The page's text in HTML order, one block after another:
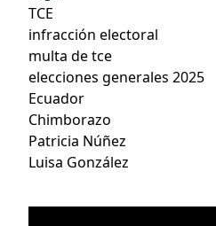
TCE
infracción electoral
multa de tce
elecciones generales 2025
Ecuador
Chimborazo
Patricia Núñez
Luisa González